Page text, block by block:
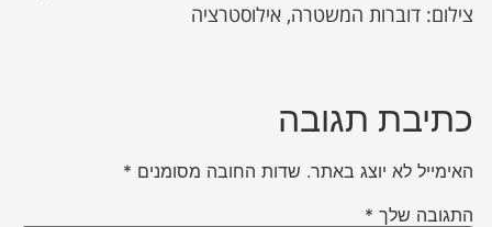
צילום: דוברות המשטרה, אילוסטרציה
כתיבת תגובה
האימייל לא יוצג באתר. שדות החובה מסומנים *
התגובה שלך *